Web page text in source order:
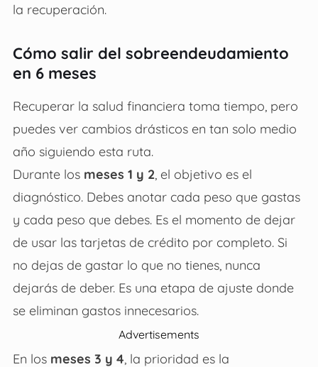
la recuperación.
Cómo salir del sobreendeudamiento
en 6 meses
Recuperar la salud financiera toma tiempo, pero
puedes ver cambios drásticos en tan solo medio
año siguiendo esta ruta.
Durante los meses 1 y 2 , el objetivo es el
diagnóstico. Debes anotar cada peso que gastas
y cada peso que debes. Es el momento de dejar
de usar las tarjetas de crédito por completo. Si
no dejas de gastar lo que no tienes, nunca
dejarás de deber. Es una etapa de ajuste donde
se eliminan gastos innecesarios.
Advertisements
En los meses 3 y 4 , la prioridad es la